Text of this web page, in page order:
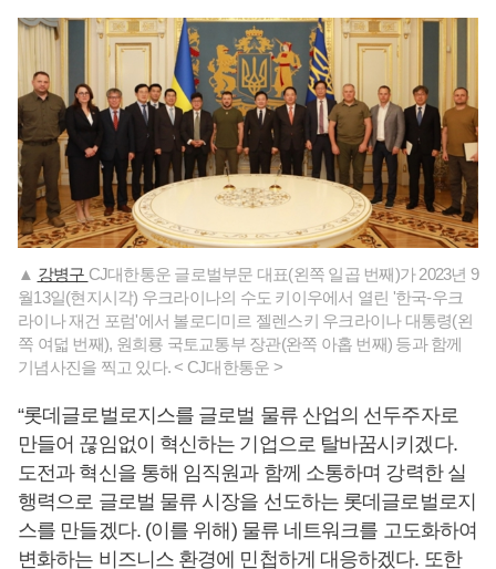
▲ 강병구 CJ대한통운 글로벌부문 대표(왼쪽 일곱 번째)가 2023년 9
월13일(현지시각) 우크라이나의 수도 키이우에서 열린 '한국-우크
라이나 재건 포럼'에서 볼로디미르 젤렌스키 우크라이나 대통령(왼
쪽 여덟 번째), 원희룡 국토교통부 장관(완쪽 아홉 번째) 등과 함께
기념사진을 찍고 있다. < CJ대한통운 >
“롯데글로벌로지스를 글로벌 물류 산업의 선두주자로
만들어 끊임없이 혁신하는 기업으로 탈바꿈시키겠다.
도전과 혁신을 통해 임직원과 함께 소통하며 강력한 실
행력으로 글로벌 물류 시장을 선도하는 롯데글로벌로지
스를 만들겠다. (이를 위해) 물류 네트워크를 고도화하여
변화하는 비즈니스 환경에 민첩하게 대응하겠다. 또한